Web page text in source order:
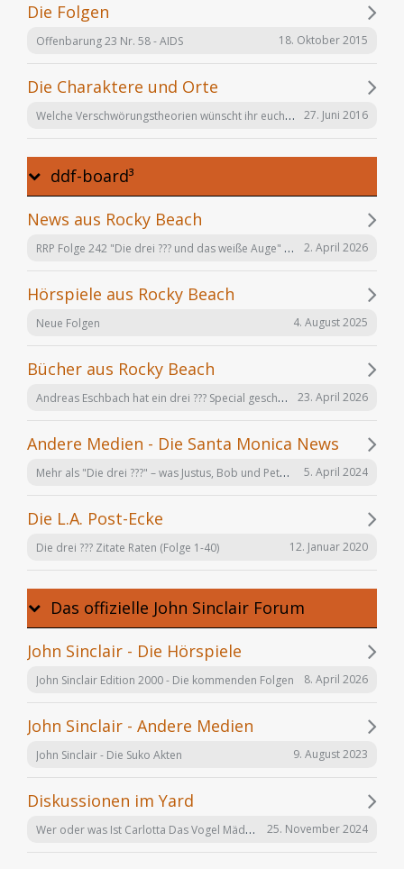
Die Folgen
Offenbarung 23 Nr. 58 - AIDS 18. Oktober 2015
Die Charaktere und Orte
Welche Verschwörungstheorien wünscht ihr euch noch in der Serie "Offenbarung 23"? 27. Juni 2016
ddf-board³
News aus Rocky Beach
RRP Folge 242 "Die drei ??? und das weiße Auge" am 02.12. in Karlsruhe 2. April 2026
Hörspiele aus Rocky Beach
Neue Folgen 4. August 2025
Bücher aus Rocky Beach
Andreas Eschbach hat ein drei ??? Special geschrieben: "Die Auferstehung" 23. April 2026
Andere Medien - Die Santa Monica News
Mehr als "Die drei ???" – was Justus, Bob und Peter auch noch tun 5. April 2024
Die L.A. Post-Ecke
Die drei ??? Zitate Raten (Folge 1-40) 12. Januar 2020
Das offizielle John Sinclair Forum
John Sinclair - Die Hörspiele
John Sinclair Edition 2000 - Die kommenden Folgen 8. April 2026
John Sinclair - Andere Medien
John Sinclair - Die Suko Akten 9. August 2023
Diskussionen im Yard
Wer oder was Ist Carlotta Das Vogel Mädchen 25. November 2024